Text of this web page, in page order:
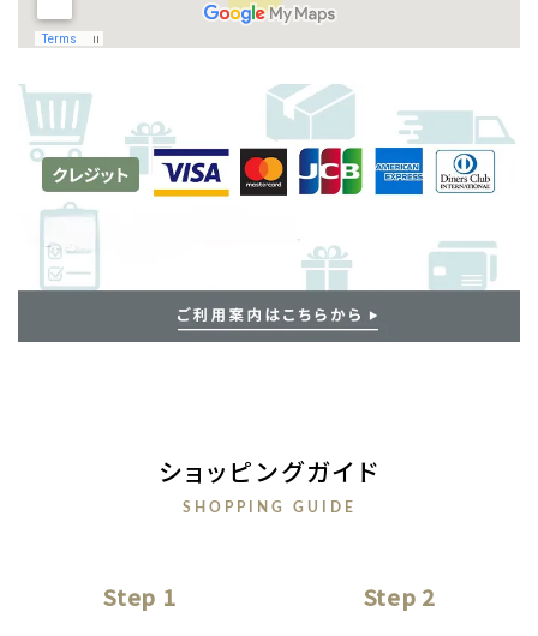
ショッピングガイド
SHOPPING GUIDE
Step 1 Step 2